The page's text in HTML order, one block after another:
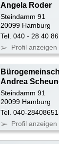
Angela Roder
Steindamm 91
20099 Hamburg
Tel. 040 - 28 40
Profil anzeigen
Andrea
Steindamm 91
20099 Hamburg
Tel. 040-
Profil anzeigen